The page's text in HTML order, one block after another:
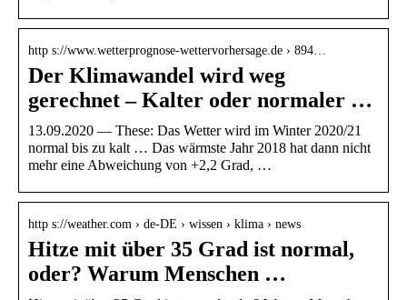
http s://www.wetterprognose-wettervorhersage.de › 894…
Der Klimawandel wird weg
gerechnet – Kalter oder normaler …
13.09.2020 — These: Das Wetter wird im Winter 2020/21
normal bis zu kalt … Das wärmste Jahr 2018 hat dann nicht
mehr eine Abweichung von +2,2 Grad, …
http s://weather.com › de-DE › wissen › klima › news
Hitze mit über 35 Grad ist normal,
oder? Warum Menschen …